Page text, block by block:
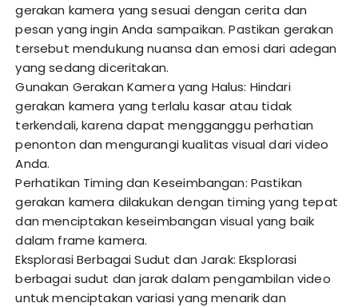
gerakan kamera yang sesuai dengan cerita dan
pesan yang ingin Anda sampaikan. Pastikan gerakan
tersebut mendukung nuansa dan emosi dari adegan
yang sedang diceritakan.
Gunakan Gerakan Kamera yang Halus: Hindari
gerakan kamera yang terlalu kasar atau tidak
terkendali, karena dapat mengganggu perhatian
penonton dan mengurangi kualitas visual dari video
Anda.
Perhatikan Timing dan Keseimbangan: Pastikan
gerakan kamera dilakukan dengan timing yang tepat
dan menciptakan keseimbangan visual yang baik
dalam frame kamera.
Eksplorasi Berbagai Sudut dan Jarak: Eksplorasi
berbagai sudut dan jarak dalam pengambilan video
untuk menciptakan variasi yang menarik dan